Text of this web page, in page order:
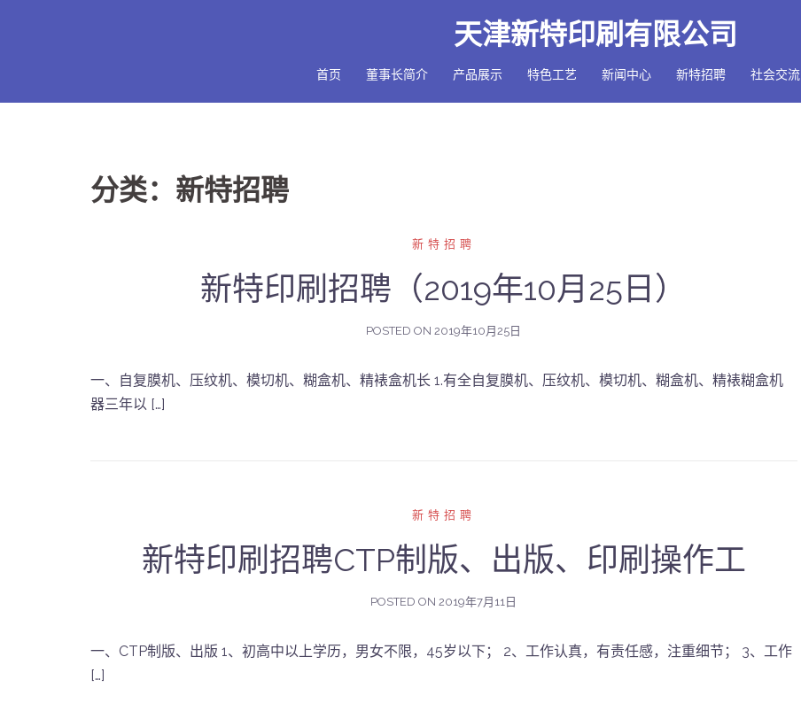
天津新特印刷有限公司
首页 董事长简介 产品展示 特色工艺 新闻中心 新特招聘 社会交流
分类：新特招聘
新特招聘
新特印刷招聘（2019年10月25日）
POSTED ON2019年10月25日
一、自复膜机、压纹机、模切机、糊盒机、精裱盒机长 1.有全自复膜机、压纹机、模切机、糊盒机、精裱糊盒机
器三年以 […]
新特招聘
新特印刷招聘CTP制版、出版、印刷操作工
POSTED ON2019年7月11日
一、CTP制版、出版 1、初高中以上学历，男女不限，45岁以下； 2、工作认真，有责任感，注重细节； 3、工作
[…]